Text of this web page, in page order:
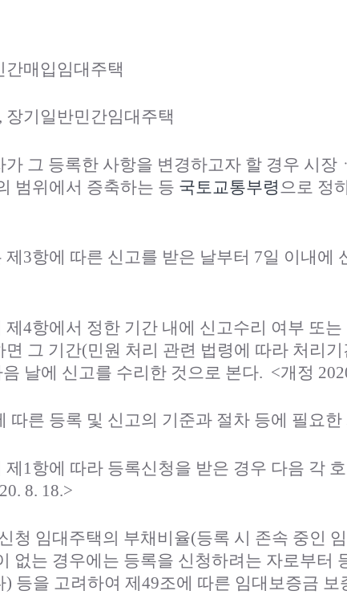
간매입임대주택
기일반민간임대주택
그 등록한 사항을 변경하고자 할 경우 시
범위에서 증축하는 등 국토교통부령 으로 정
3항에 따른 신고를 받은 날부터 7일 이내에
4항에서 정한 기간 내에 신고수리 여부 또
그 기간(민원 처리 관련 법령에 따라 처리
날에 신고를 수리한 것으로 본다. <개정
른 등록 및 신고의 기준과 절차 등에 필요한
1항에 따라 등록신청을 받은 경우 다음 각
8. 18.>
청 임대주택의 부채비율(등록 시 존속 중인
없는 경우에는 등록을 신청하려는 자로부터
등을 고려하여 제49조에 따른 임대보증금